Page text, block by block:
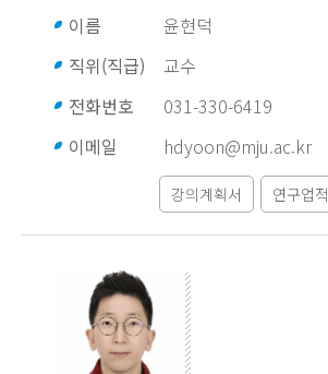
이름
윤현덕
직위(직급)
교수
전화번호
031-330-6419
이메일
hdyoon@mju.ac.kr
강의계획서 연구업적